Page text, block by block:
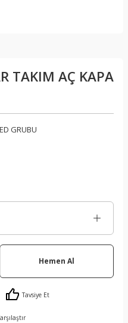
TAKIM AÇ KAPA
GRUBU
Hemen Al
Tavsiye Et